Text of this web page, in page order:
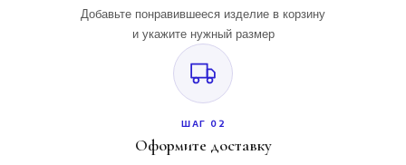
Добавьте понравившееся изделие в корзину
и укажите нужный размер
ШАГ 02
Оформите доставку